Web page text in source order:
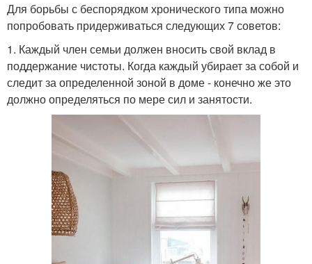
Для борьбы с беспорядком хронического типа можно
попробовать придерживаться следующих 7 советов:
1. Каждый член семьи должен вносить свой вклад в
поддержание чистоты. Когда каждый убирает за собой и
следит за определенной зоной в доме - конечно же это
должно определяться по мере сил и занятости.